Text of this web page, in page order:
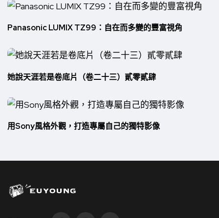
Panasonic LUMIX TZ99：自在而多變的豐富視角
她說天涯若是卷底片（卷二十三）貳零貳肆
用Sony風格外觀，打造專屬自己的獨特影像